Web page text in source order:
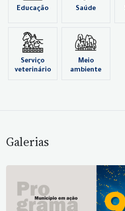
Educação Saúde
Serviço
veterinário
Meio
ambiente
Galerias